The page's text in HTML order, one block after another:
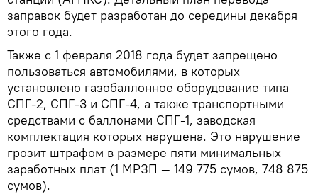
заправок будет разработан до середины декабря
этого года.
Также с 1 февраля 2018 года будет запрещено
пользоваться автомобилями, в которых
установлено газобаллонное оборудование типа
СПГ-2, СПГ-3 и СПГ-4, а также транспортными
средствами с баллонами СПГ-1, заводская
комплектация которых нарушена. Это нарушение
грозит штрафом в размере пяти минимальных
заработных плат (1 МРЗП — 149 775 сумов, 748 875
сумов).